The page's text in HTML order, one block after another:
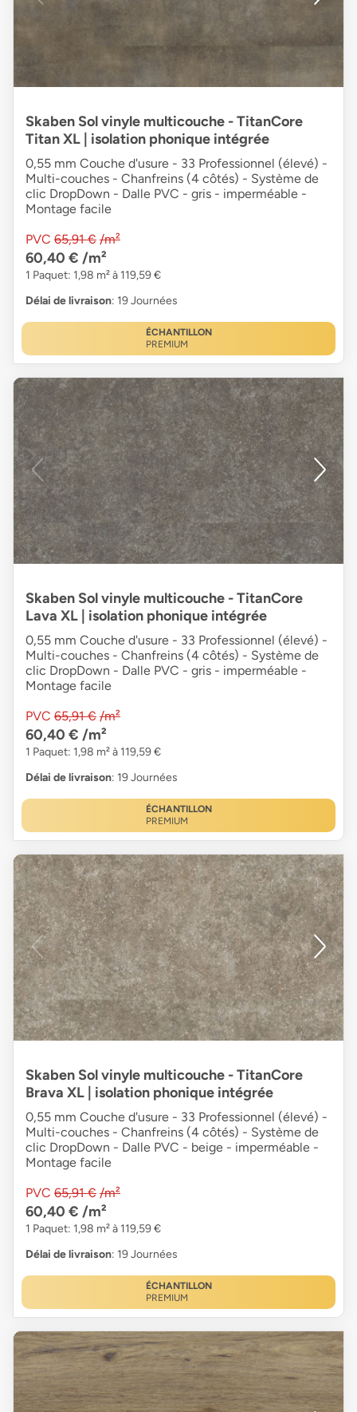
Skaben Sol vinyle multicouche - TitanCore
Titan XL | isolation phonique intégrée
0,55 mm Couche d'usure - 33 Professionnel (élevé) -
Multi-couches - Chanfreins (4 côtés) - Système de
clic DropDown - Dalle PVC - gris - imperméable -
Montage facile
PVC 65,91 € /m²
60,40 € /m²
1 Paquet: 1,98 m² à 119,59 €
Délai de livraison: 19 Journées
ÉCHANTILLON
PREMIUM
Skaben Sol vinyle multicouche - TitanCore
Lava XL | isolation phonique intégrée
0,55 mm Couche d'usure - 33 Professionnel (élevé) -
Multi-couches - Chanfreins (4 côtés) - Système de
clic DropDown - Dalle PVC - gris - imperméable -
Montage facile
PVC 65,91 € /m²
60,40 € /m²
1 Paquet: 1,98 m² à 119,59 €
Délai de livraison: 19 Journées
ÉCHANTILLON
PREMIUM
Skaben Sol vinyle multicouche - TitanCore
Brava XL | isolation phonique intégrée
0,55 mm Couche d'usure - 33 Professionnel (élevé) -
Multi-couches - Chanfreins (4 côtés) - Système de
clic DropDown - Dalle PVC - beige - imperméable -
Montage facile
PVC 65,91 € /m²
60,40 € /m²
1 Paquet: 1,98 m² à 119,59 €
Délai de livraison: 19 Journées
ÉCHANTILLON
PREMIUM